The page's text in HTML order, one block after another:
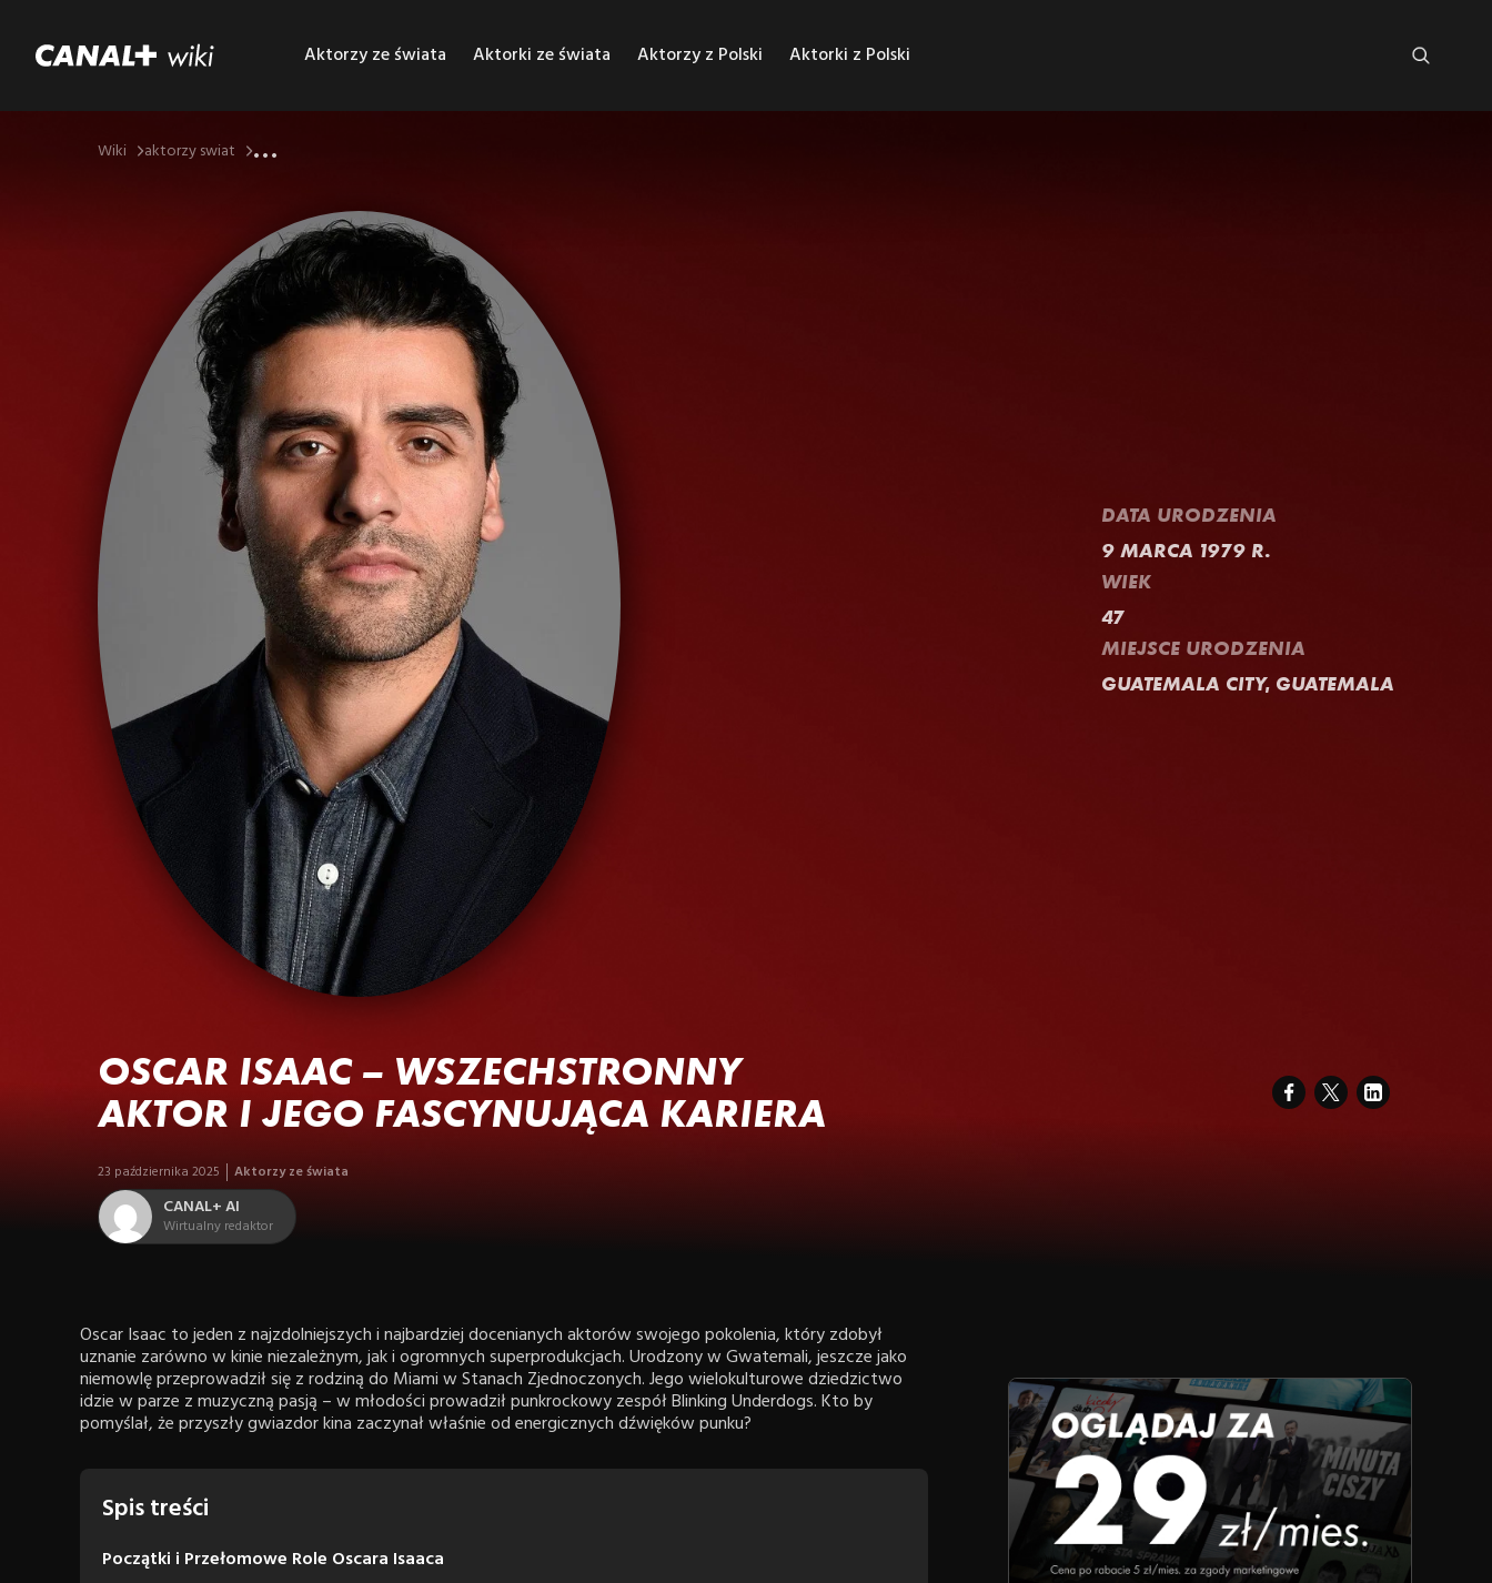
Aktorzy ze świata Aktorki ze świata Aktorzy z Polski Aktorki z Polski
Wiki aktorzy swiat ...
DATA URODZENIA
9 MARCA 1979 R.
WIEK
47
MIEJSCE URODZENIA
GUATEMALA CITY, GUATEMALA
OSCAR ISAAC – WSZECHSTRONNY
AKTOR I JEGO FASCYNUJĄCA KARIERA
23 października 2025 Aktorzy ze świata
CANAL+ AI
Wirtualny redaktor
Oscar Isaac to jeden z najzdolniejszych i najbardziej docenianych aktorów swojego pokolenia, który zdobył
uznanie zarówno w kinie niezależnym, jak i ogromnych superprodukcjach. Urodzony w Gwatemali, jeszcze jako
niemowlę przeprowadził się z rodziną do Miami w Stanach Zjednoczonych. Jego wielokulturowe dziedzictwo
idzie w parze z muzyczną pasją – w młodości prowadził punkrockowy zespół Blinking Underdogs. Kto by
pomyślał, że przyszły gwiazdor kina zaczynał właśnie od energicznych dźwięków punku?
Spis treści
Początki i Przełomowe Role Oscara Isaaca